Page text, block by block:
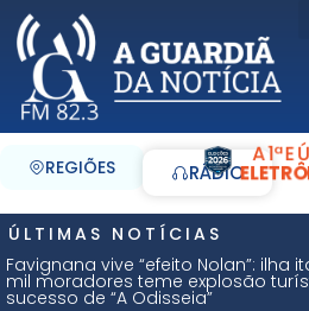
REGIÕES RÁDIO
A 1ª E
ÚLTIMAS NOTÍCIAS
Favignana vive “efeito Nolan”: ilha
mil moradores teme explosão
sucesso de “A Odisseia”